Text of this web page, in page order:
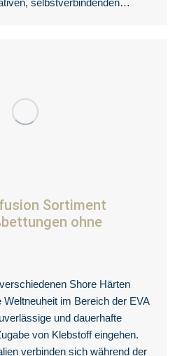
selbstverbindenden…
Sortiment
ohne
Shore Härten
Weltneuheit im Bereich der EVA
und dauerhafte
von Klebstoff eingehen.
verbinden sich während der